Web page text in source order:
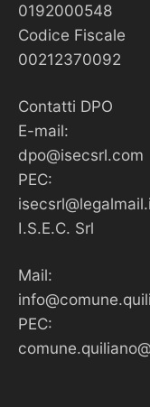
0192000548
Codice Fiscale
00212370092
Contatti DPO
E-mail:
dpo@isecsrl.com
PEC:
I.S.E.C. Srl
Mail:
PEC: